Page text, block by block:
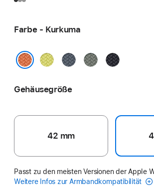
Farbe - Kurkuma
NeongelbMaritimblauGrüngrauMitternacht
Gehäusegröße
42 mm
Passt zu den meisten Versionen der Apple
Weitere Infos zur Armbandkompatibilität